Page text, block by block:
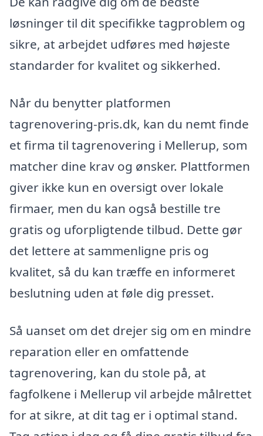
løsninger til dit specifikke tagproblem og
sikre, at arbejdet udføres med højeste
standarder for kvalitet og sikkerhed.
Når du benytter platformen
tagrenovering-pris.dk, kan du nemt finde
et firma til tagrenovering i Mellerup, som
matcher dine krav og ønsker. Plattformen
giver ikke kun en oversigt over lokale
firmaer, men du kan også bestille tre
gratis og uforpligtende tilbud. Dette gør
det lettere at sammenligne pris og
kvalitet, så du kan træffe en informeret
beslutning uden at føle dig presset.
Så uanset om det drejer sig om en mindre
reparation eller en omfattende
tagrenovering, kan du stole på, at
fagfolkene i Mellerup vil arbejde målrettet
for at sikre, at dit tag er i optimal stand.